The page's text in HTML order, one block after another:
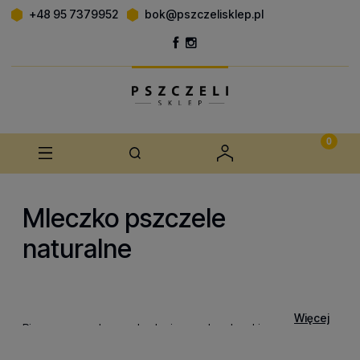
+48 95 7379952 bok@pszczelisklep.pl
Mleczko pszczele
naturalne
Pierwsze naukowe badania nad mleczkiem pszczelim
Więcej